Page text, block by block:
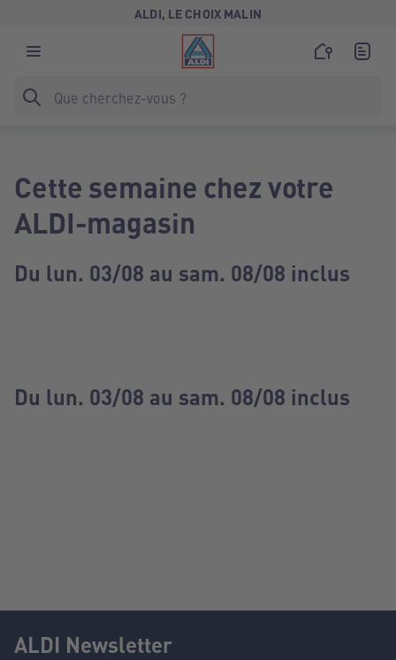
ALDI, LE CHOIX MALIN
Cette semaine chez votre
ALDI-magasin
Du lun. 03/08 au sam. 08/08 inclus
Du lun. 03/08 au sam. 08/08 inclus
ALDI Newsletter